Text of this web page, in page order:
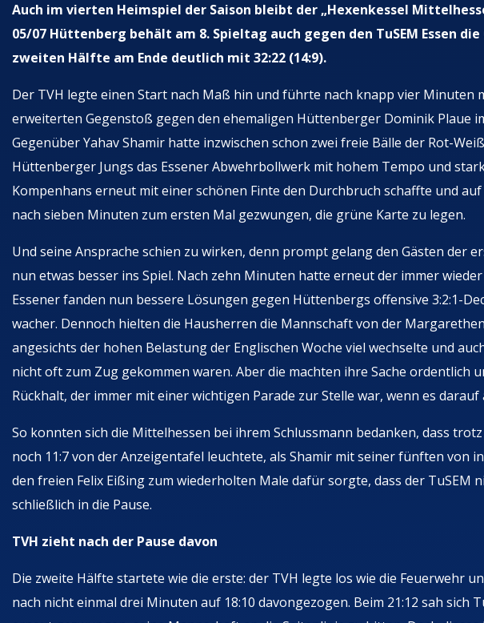
Auch im vierten Heimspiel der Saison bleibt der „Hexenkessel
05/07 Hüttenberg behält am 8. Spieltag auch gegen den TuSEM Essen
zweiten Hälfte am Ende deutlich mit 32:22 (14:9).
Der TVH legte einen Start nach Maß hin und führte nach knapp vier Minuten
erweiterten Gegenstoß gegen den ehemaligen Hüttenberger Dominik Plaue
Gegenüber Yahav Shamir hatte inzwischen schon zwei freie Bälle der Rot-
Hüttenberger Jungs das Essener Abwehrbollwerk mit hohem Tempo und
Kompenhans erneut mit einer schönen Finte den Durchbruch schaffte und
nach sieben Minuten zum ersten Mal gezwungen, die grüne Karte zu legen.
Und seine Ansprache schien zu wirken, denn prompt gelang den Gästen der
nun etwas besser ins Spiel. Nach zehn Minuten hatte erneut der immer
Essener fanden nun bessere Lösungen gegen Hüttenbergs offensive 3:2:1-
wacher. Dennoch hielten die Hausherren die Mannschaft von der
angesichts der hohen Belastung der Englischen Woche viel wechselte und
nicht oft zum Zug gekommen waren. Aber die machten ihre Sache ordentlich
Rückhalt, der immer mit einer wichtigen Parade zur Stelle war, wenn es darauf
So konnten sich die Mittelhessen bei ihrem Schlussmann bedanken, dass
noch 11:7 von der Anzeigentafel leuchtete, als Shamir mit seiner fünften von
den freien Felix Eißing zum wiederholten Male dafür sorgte, dass der TuSEM
schließlich in die Pause.
TVH zieht nach der Pause davon
Die zweite Hälfte startete wie die erste: der TVH legte los wie die Feuerwehr
nach nicht einmal drei Minuten auf 18:10 davongezogen. Beim 21:12 sah sich